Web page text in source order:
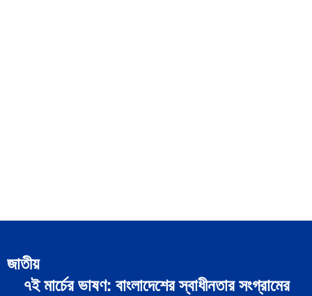
জাতীয়
৭ই মার্চের ভাষণ: বাংলাদেশের স্বাধীনতার সংগ্রামের